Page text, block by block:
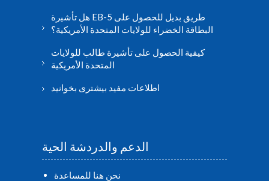
هل تأشيرة EB-5 طريق بديل للحصول على
البطاقة الخضراء للولايات المتحدة الأمريكية؟
كيفية الحصول على تأشيرة طالب للولايات
المتحدة الأمريكية
اطلاعات مفید بیشتری بخوانید
الدعم والدردشة الحية
نحن هنا للمساعدة